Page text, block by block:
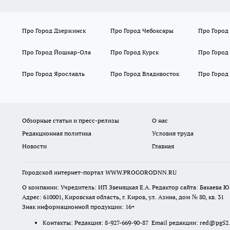
Про Город Дзержинск Про Город Чебоксары Про Город
Про Город Йошкар-Ола Про Город Курск Про
Про Город Ярославль Про Город Владивосток Про Город
Обзорные статьи и пресс-релизы О нас
Редакционная политика
Условия труда
Новости
Главная
Городской интернет-портал WWW.PROGORODNN.RU
О компании: Учредитель: ИП Звеняцкая Е.А. Редактор сайта: Бакаева
Адрес: 610001, Кировская область, г. Киров, ул. Азина, дом № 80, кв. 31
Знак информационной продукции: 16+
Контакты: Редакция: 8-927-669-90-87 Email редакции: